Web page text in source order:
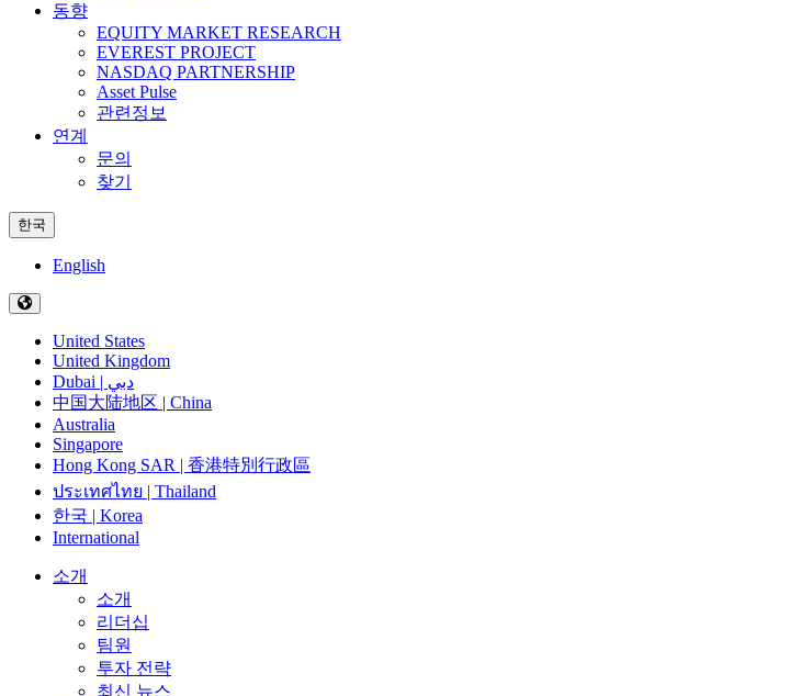
동향
EQUITY MARKET RESEARCH
EVEREST PROJECT
NASDAQ PARTNERSHIP
Asset Pulse
관련정보
연계
문의
찾기
한국
English
United States
United Kingdom
Dubai | دبي
中国大陆地区 | China
Australia
Singapore
Hong Kong SAR | 香港特別行政區
ประเทศไทย | Thailand
한국 | Korea
International
소개
소개
리더십
팀원
투자 전략
최신 뉴스